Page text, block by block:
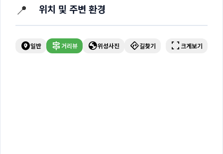
📍 위치 및 주변 환경
explore_nearby일반 signpost거리뷰 globe위성사진 directions길찾기 fullscreen 크게보기